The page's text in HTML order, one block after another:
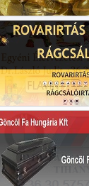
Golcs Autószervíz
Egész-Ségben Élve